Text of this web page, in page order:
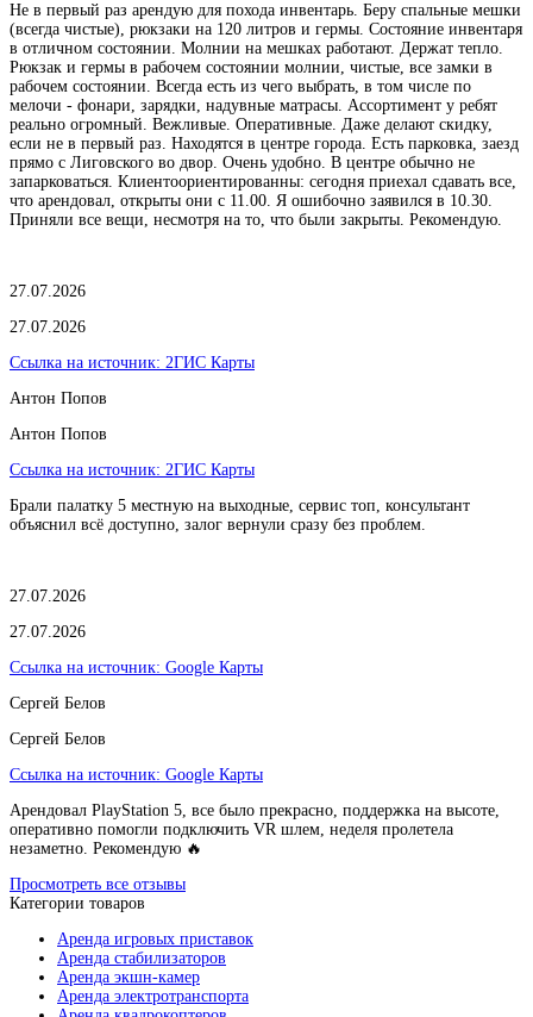
Не в первый раз арендую для похода инвентарь. Беру спальные мешки
(всегда чистые), рюкзаки на 120 литров и гермы. Состояние инвентаря
в отличном состоянии. Молнии на мешках работают. Держат тепло.
Рюкзак и гермы в рабочем состоянии молнии, чистые, все замки в
рабочем состоянии. Всегда есть из чего выбрать, в том числе по
мелочи - фонари, зарядки, надувные матрасы. Ассортимент у ребят
реально огромный. Вежливые. Оперативные. Даже делают скидку,
если не в первый раз. Находятся в центре города. Есть парковка, заезд
прямо с Лиговского во двор. Очень удобно. В центре обычно не
запарковаться. Клиентоориентированны: сегодня приехал сдавать все,
что арендовал, открыты они с 11.00. Я ошибочно заявился в 10.30.
Приняли все вещи, несмотря на то, что были закрыты. Рекомендую.
27.07.2026
27.07.2026
Ссылка на источник: 2ГИС Карты
Антон Попов
Антон Попов
Ссылка на источник: 2ГИС Карты
Брали палатку 5 местную на выходные, сервис топ, консультант
объяснил всё доступно, залог вернули сразу без проблем.
27.07.2026
27.07.2026
Ссылка на источник: Google Карты
Сергей Белов
Сергей Белов
Ссылка на источник: Google Карты
Арендовал PlayStation 5, все было прекрасно, поддержка на высоте,
оперативно помогли подключить VR шлем, неделя пролетела
незаметно. Рекомендую 🔥
Просмотреть все отзывы
Категории товаров
Аренда игровых приставок
Аренда стабилизаторов
Аренда экшн-камер
Аренда электротранспорта